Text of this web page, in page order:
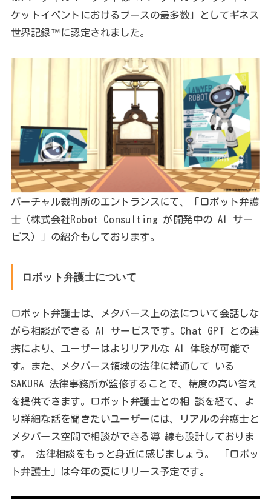
ケットイベントにおけるブースの最多数」としてギネス
世界記録™に認定されました。
バーチャル裁判所のエントランスにて、「ロボット弁護
士（株式会社Robot Consulting が開発中の AI サー
ビス）」の紹介もしております。
ロボット弁護士について
ロボット弁護士は、メタバース上の法について会話しな
がら相談ができる AI サービスです。Chat GPT との連
携により、ユーザーはよりリアルな AI 体験が可能で
す。また、メタバース領域の法律に精通して いる
SAKURA 法律事務所が監修することで、精度の高い答え
を提供できます。ロボット弁護士との相 談を経て、よ
り詳細な話を聞きたいユーザーには、リアルの弁護士と
メタバース空間で相談ができる導 線も設計しておりま
す。 法律相談をもっと身近に感じましょう。 「ロボッ
ト弁護士」は今年の夏にリリース予定です。